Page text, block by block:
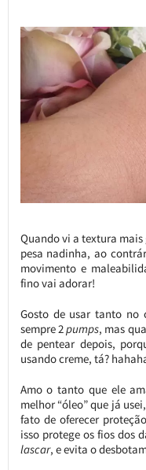
Quando vi a textura
pesa nadinha, ao
movimento e
fino vai adorar!
Gosto de usar tanto no
sempre 2pumps, mas
de pentear depois,
usando creme, tá?
Amo o tanto que ele
melhor “óleo” que já
fato de oferecer
isso protege os fios dos
lascar, e evita o